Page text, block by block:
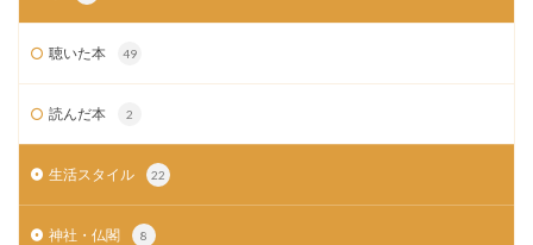
聴いた本 49
読んだ本 2
生活スタイル 22
神社・仏閣 8